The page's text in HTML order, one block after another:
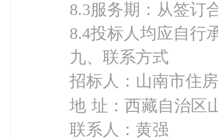
8.3服务期：从签订
8.4投标人均应自行
九、 联系方式
招标人： 山南市住
地 址： 西藏自治区
联系人： 黄强